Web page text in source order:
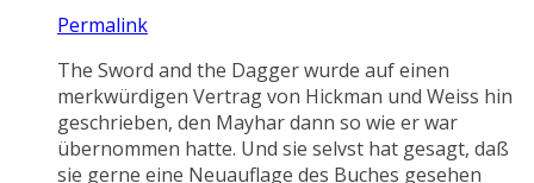
Permalink
The Sword and the Dagger wurde auf einen
merkwürdigen Vertrag von Hickman und Weiss hin
geschrieben, den Mayhar dann so wie er war
übernommen hatte. Und sie selvst hat gesagt, daß
sie gerne eine Neuauflage des Buches gesehen